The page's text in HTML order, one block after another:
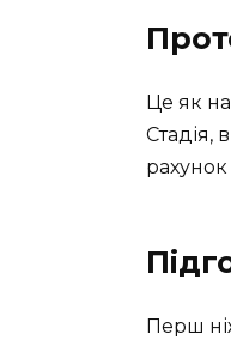
Це як
Стадія,
рахунок
Перш